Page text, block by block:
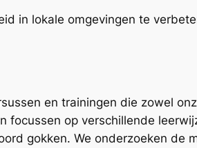
in lokale omgevingen te
en trainingen die zowel
focussen op verschillende
gokken. We onderzoeken de